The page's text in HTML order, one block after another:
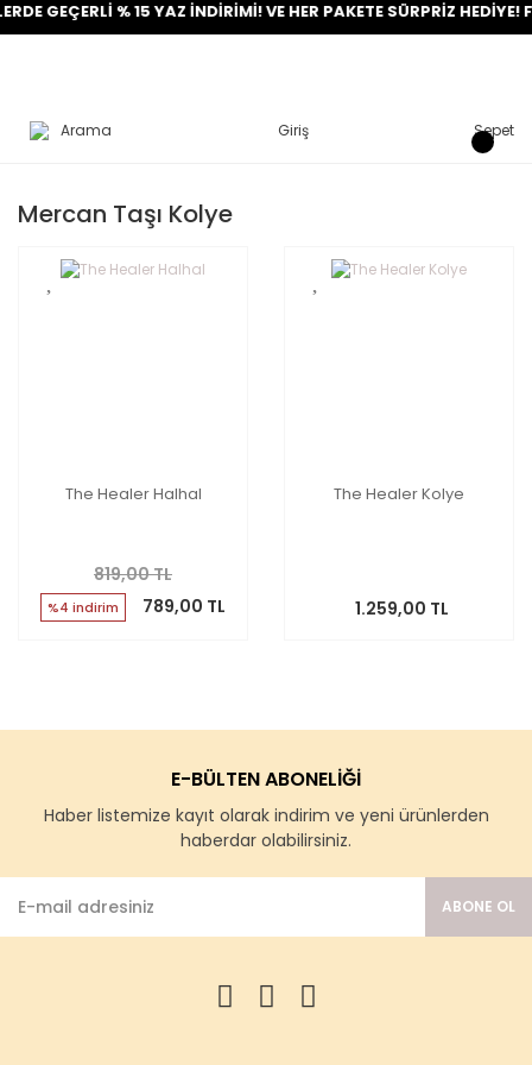
GEÇERLİ % 15 YAZ İNDİRİMİ! VE HER PAKETE SÜRPRİZ HEDİYE!
Arama Giriş Sepet
Mercan Taşı Kolye
The Healer Halhal
819,00 TL
%4 indirim 789,00 TL
The Healer Kolye
1.259,00 TL
E-BÜLTEN ABONELİĞİ
Haber listemize kayıt olarak indirim ve yeni ürünlerden
haberdar olabilirsiniz.
ABONE OL